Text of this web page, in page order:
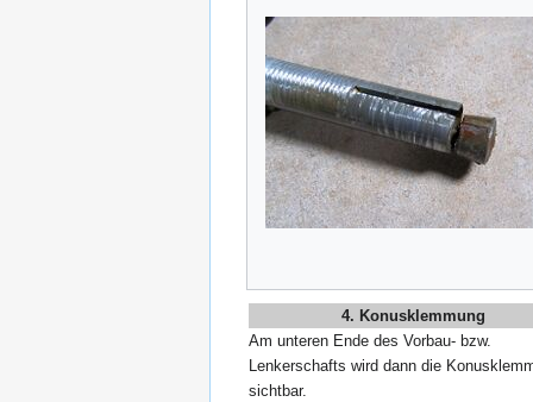
4. Konusklemmung
Am unteren Ende des Vorbau- bzw.
Lenkerschafts wird dann die
sichtbar.